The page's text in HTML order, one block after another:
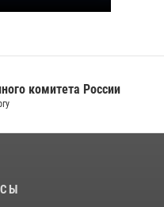
комитета России